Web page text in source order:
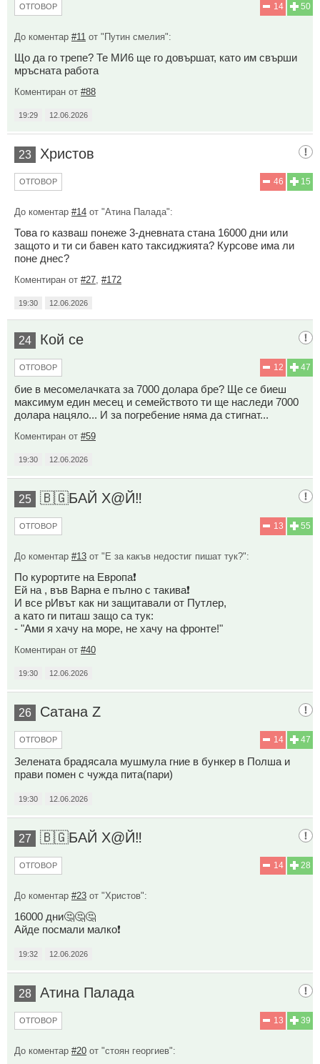
50
14
ОТГОВОР
До коментар #11 от "Путин смелия":
Що да го трепе? Те МИ6 ще го довършат, като им свърши
мръсната работа
Коментиран от #88
19:29 12.06.2026
23 Христов
15
46
ОТГОВОР
До коментар #14 от "Атина Палада":
Това го казваш понеже 3-дневната стана 16000 дни или
защото и ти си бавен като таксиджията? Курсове има ли
поне днес?
Коментиран от #27 #172
19:30 12.06.2026
24 Кой се
47
12
ОТГОВОР
бие в месомелачката за 7000 долара бре? Ще се биеш
максимум един месец и семейството ти ще наследи 7000
долара нацяло... И за погребение няма да стигнат...
Коментиран от #59
19:30 12.06.2026
25 🇧🇬БАЙ Х@Й‼️
55
13
ОТГОВОР
До коментар #13 от "Е за какъв недостиг пишат тук?":
По курортите на Европа❗
Ей на , във Варна е пълно с такива❗
И все рИвът как ни защитавали от Путлер,
а като ги питаш защо са тук:
- "Ами я хачу на море, не хачу на фронте!"
Коментиран от #40
19:30 12.06.2026
26 Сатана Z
47
14
ОТГОВОР
Зелената брадясала мушмула гние в бункер в Полша и
прави помен с чужда пита(пари)
19:30 12.06.2026
27 🇧🇬БАЙ Х@Й‼️
28
14
ОТГОВОР
До коментар #23 от "Христов":
16000 дни🤔🤔🤔
Айде посмали малко❗
19:32 12.06.2026
28 Атина Палада
39
13
ОТГОВОР
До коментар #20 от "стоян георгиев":